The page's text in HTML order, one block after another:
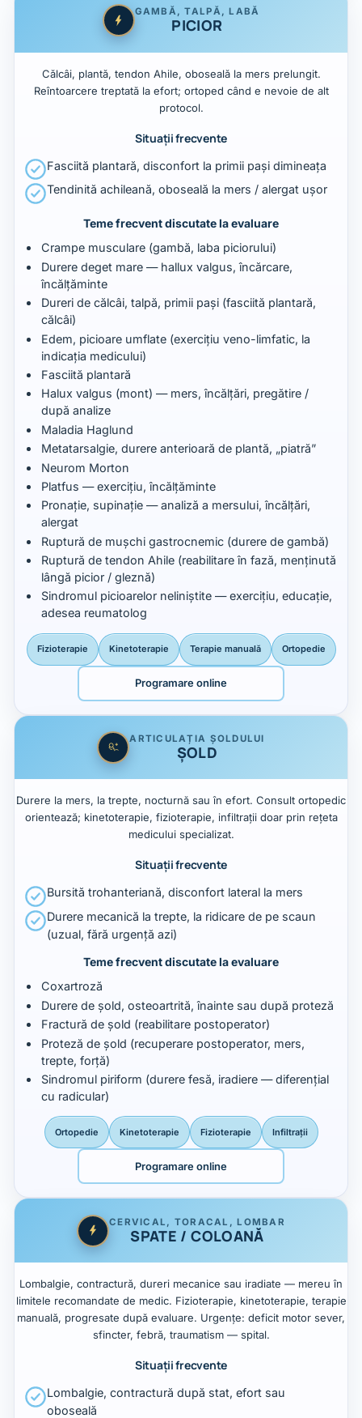
GAMBĂ, TALPĂ, LABĂ
PICIOR
Călcâi, plantă, tendon Ahile, oboseală la mers prelungit.
Reîntoarcere treptată la efort; ortoped când e nevoie de alt
protocol.
Situații frecvente
Fasciită plantară, disconfort la primii pași dimineața
Tendinită achileană, oboseală la mers / alergat ușor
Teme frecvent discutate la evaluare
Crampe musculare (gambă, laba piciorului)
Durere deget mare — hallux valgus, încărcare,
încălțăminte
Dureri de călcâi, talpă, primii pași (fasciită plantară,
călcâi)
Edem, picioare umflate (exercițiu veno-limfatic, la
indicația medicului)
Fasciită plantară
Halux valgus (mont) — mers, încălțări, pregătire /
după analize
Maladia Haglund
Metatarsalgie, durere anterioară de plantă, „piatră”
Neurom Morton
Platfus — exercițiu, încălțăminte
Pronație, supinație — analiză a mersului, încălțări,
alergat
Ruptură de mușchi gastrocnemic (durere de gambă)
Ruptură de tendon Ahile (reabilitare în fază, menținută
lângă picior / gleznă)
Sindromul picioarelor neliniștite — exercițiu, educație,
adesea reumatolog
Fizioterapie Kinetoterapie Terapie manuală Ortopedie
Programare online
ARTICULAȚIA ȘOLDULUI
ȘOLD
Durere la mers, la trepte, nocturnă sau în efort. Consult ortopedic
orientează; kinetoterapie, fizioterapie, infiltrații doar prin rețeta
medicului specializat.
Situații frecvente
Bursită trohanteriană, disconfort lateral la mers
Durere mecanică la trepte, la ridicare de pe scaun
(uzual, fără urgență azi)
Teme frecvent discutate la evaluare
Coxartroză
Durere de șold, osteoartrită, înainte sau după proteză
Fractură de șold (reabilitare postoperator)
Proteză de șold (recuperare postoperator, mers,
trepte, forță)
Sindromul piriform (durere fesă, iradiere — diferențial
cu radicular)
Ortopedie Kinetoterapie Fizioterapie Infiltrații
Programare online
CERVICAL, TORACAL, LOMBAR
SPATE / COLOANĂ
Lombalgie, contractură, dureri mecanice sau iradiate — mereu în
limitele recomandate de medic. Fizioterapie, kinetoterapie, terapie
manuală, progresate după evaluare. Urgențe: deficit motor sever,
sfincter, febră, traumatism — spital.
Situații frecvente
Lombalgie, contractură după stat, efort sau
oboseală